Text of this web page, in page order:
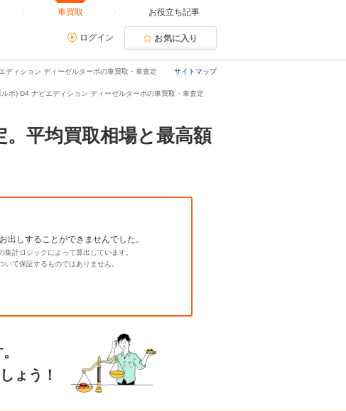
車買取 お役立ち記事
ログイン お気に入り
サイトマップ
ディション ディーゼルターボの車買取・車査定
ボ) D4 ナビエディション ディーゼルターボの車買取・車査定
平均買取相場と最高額
出しすることができませんでした。
計ロジックによって算出しています。
て保証するものではありません。
ょう！